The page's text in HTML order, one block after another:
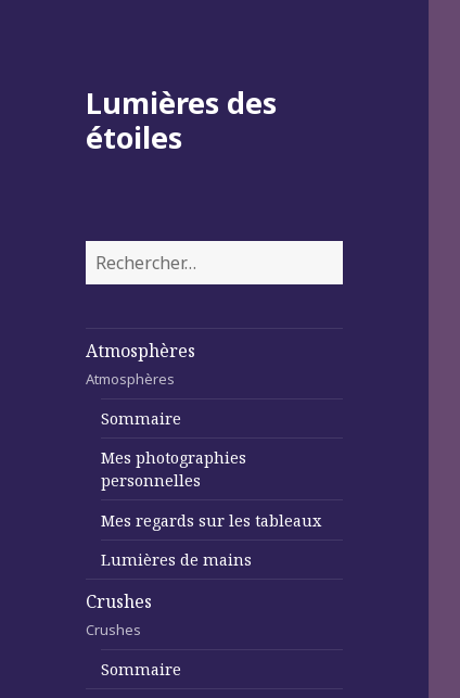
Lumières des
étoiles
Rechercher :
Atmosphères
Atmosphères
Sommaire
Mes photographies
personnelles
Mes regards sur les tableaux
Lumières de mains
Crushes
Crushes
Sommaire